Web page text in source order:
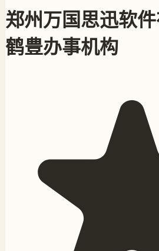
郑州万国思迅软
鹤豊办事机构